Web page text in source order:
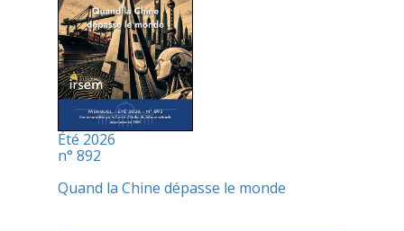
Été 2026
n° 892
Quand la Chine dépasse le monde